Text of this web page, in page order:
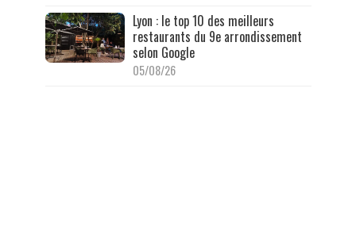
Lyon : le top 10 des meilleurs
restaurants du 9e arrondissement
selon Google
05/08/26